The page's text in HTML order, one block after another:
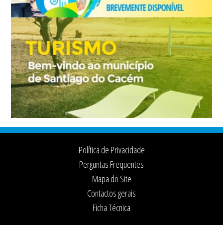
Footer
Política de Privacidade
Perguntas Frequentes
Mapa do Site
Contactos gerais
Ficha Técnica